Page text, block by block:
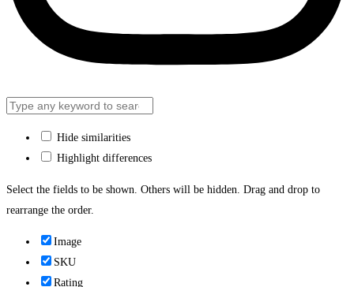
Hide similarities
Highlight differences
Select the fields to be shown. Others will be hidden. Drag and drop to
rearrange the order.
Image
SKU
Rating